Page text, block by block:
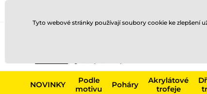
NOVINKY
Podle
motivu
Poháry
Akrylátové
trofeje
Tyto webové stránky používají soubory cookie ke zlepšení